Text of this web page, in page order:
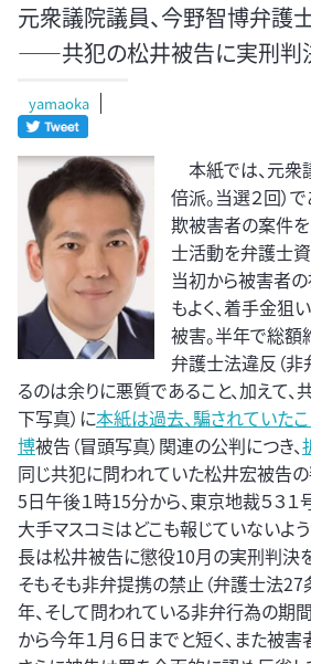
元衆議院議員、今野智博弁護
――共犯の松井被告に実刑判
yamaoka
本紙では、元衆
倍派。当選２回）
欺被害者の案件
士活動を弁護士資
当初から被害者
もよく、着手金狙
被害。半年で総額
弁護士法違反（非
るのは余りに悪質であること、加えて
下写真）に本紙は過去、騙されていた
博被告（冒頭写真）関連の公判につき、
同じ共犯に問われていた松井宏被告
5日午後１時15分から、東京地裁５３１
大手マスコミはどこも報じていないよ
長は松井被告に懲役10月の実刑判決
そもそも非弁提携の禁止（弁護士法27
年、そして問われている非弁行為の期
から今年１月６日までと短く、また被害